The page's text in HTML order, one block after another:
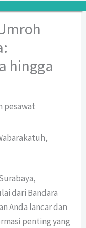
hingga
dari Bandara
Anda lancar dan
penting yang